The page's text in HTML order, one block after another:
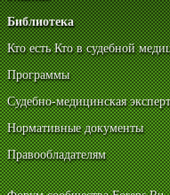
Библиотека
Кто есть Кто в судебной
Программы
Судебно-медицинская
Нормативные документы
Правообладателям